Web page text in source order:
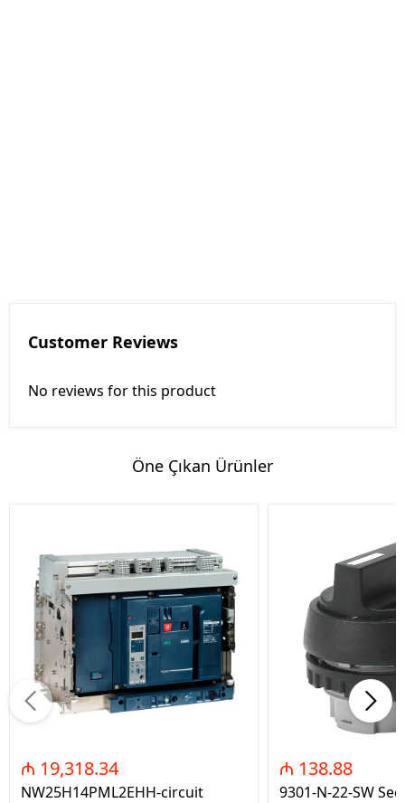
Customer Reviews
No reviews for this product
Öne Çıkan Ürünler
₼ 19,318.34
NW25H14PML2EHH-circuit
₼ 138.88
9301-N-22-SW